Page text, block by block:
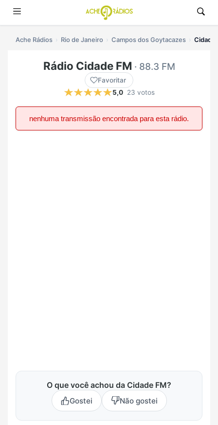
Ache Rádios Rio de Janeiro Campos dos Goytacazes Cidade
Rádio Cidade FM · 88.3 FM
Favoritar
5,0 23 votos
nenhuma transmissão encontrada para esta rádio.
O que você achou da Cidade FM?
Gostei Não gostei